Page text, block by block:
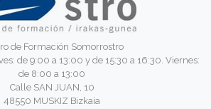
de Formación Somorrostro
de 9:00 a 13:00 y de 15:30 a 16:30. Viernes:
de 8:00 a 13:00
Calle SAN JUAN, 10
48550 MUSKIZ Bizkaia